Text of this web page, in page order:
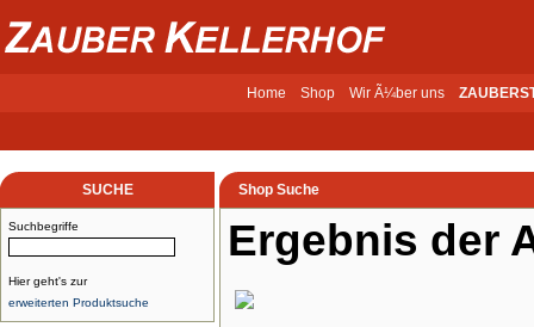
Home Shop Wir Ã¼ber uns
SUCHE
Suchbegriffe
Hier geht's zur
erweiterten Produktsuche
Shop Suche
Ergebnis der